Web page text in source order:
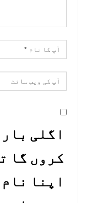
اگلی
کروں گا
اپنا